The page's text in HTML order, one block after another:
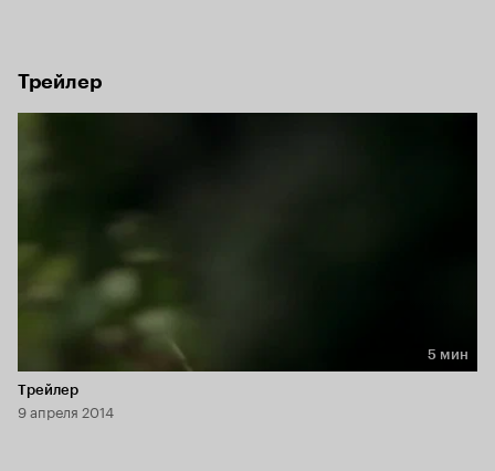
сердца, а русская девочка идеально подходит по всем
параметрам. Отцы готовы на всё ради счастья своих
дочерей. Чья любовь окажется сильнее?
Трейлер
Длительность 5 мин
5 мин
Трейлер
9 апреля 2014